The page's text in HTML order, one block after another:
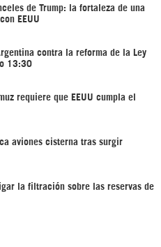
de Trump: la fortaleza de una
EEUU
contra la reforma de la Ley
13:30
requiere que EEUU cumpla el
aviones cisterna tras surgir
la filtración sobre las reservas de